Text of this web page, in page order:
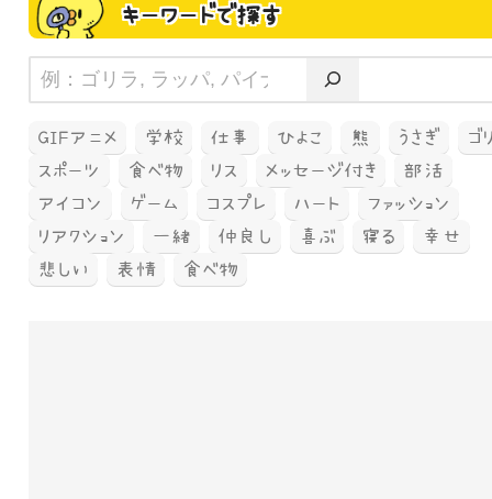
キーワードで探す
GIFアニメ 学校 仕事 ひよこ 熊 うさぎ
ゴ
スポーツ
食べ物 リス メッセージ付き
部活
アイコン
ゲーム コスプレ ハート
ファッション
リアクション
一緒 仲良し 喜ぶ 寝る
幸せ
悲しい
表情 食べ物